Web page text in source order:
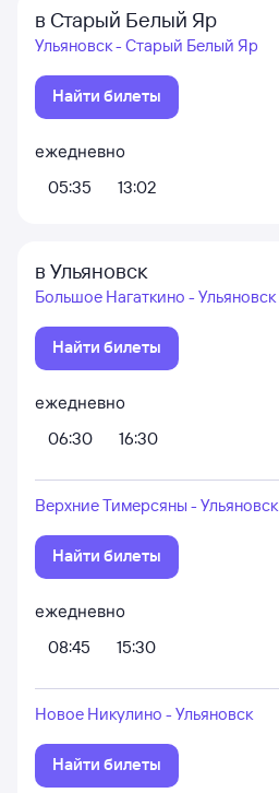
в Старый Белый Яр
Ульяновск - Старый Белый Яр
Найти билеты
ежедневно
05:35
13:02
в Ульяновск
Большое Нагаткино - Ульяновск
Найти билеты
ежедневно
06:30
16:30
Верхние Тимерсяны - Ульяновск
Найти билеты
ежедневно
08:45
15:30
Новое Никулино - Ульяновск
Найти билеты